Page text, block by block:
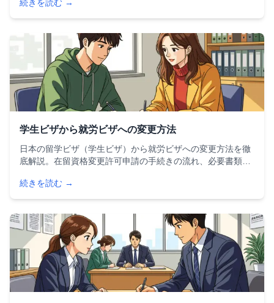
しく解説。2024年の承認率や処理期間の最新データも掲載し
ています。
続きを読む →
学生ビザから就労ビザへの変更方法
日本の留学ビザ（学生ビザ）から就労ビザへの変更方法を徹
底解説。在留資格変更許可申請の手続きの流れ、必要書類一
対策まで、外国人留学生が知っておくべき情報を網羅してい
ます。
続きを読む →